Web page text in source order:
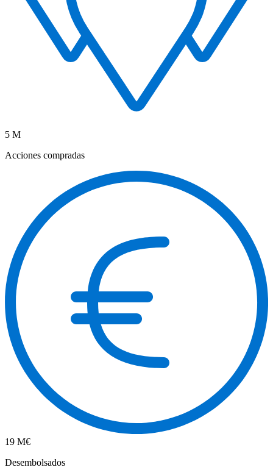
5 M
Acciones compradas
19 M€
Desembolsados